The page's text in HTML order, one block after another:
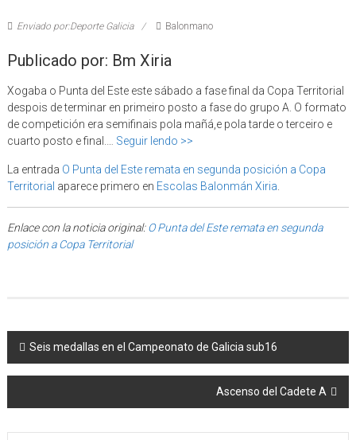
Enviado por:Deporte Galicia Balonmano
Publicado por: Bm Xiria
Xogaba o Punta del Este este sábado a fase final da Copa Territorial
despois de terminar en primeiro posto a fase do grupo A. O formato
de competición era semifinais pola mañá,e pola tarde o terceiro e
cuarto posto e final.… Seguir lendo >>
La entrada O Punta del Este remata en segunda posición a Copa
Territorial aparece primero en Escolas Balonmán Xiria.
Enlace con la noticia original:O Punta del Este remata en segunda
posición a Copa Territorial
Post navigation
Seis medallas en el Campeonato de Galicia sub16
Ascenso del Cadete A